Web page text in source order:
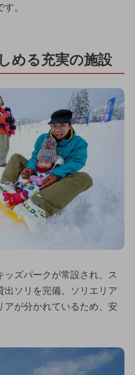
。
める充実の施設
ズパークが常設され、ス
出ソリを完備。ソリエリア
アが分かれているため、安